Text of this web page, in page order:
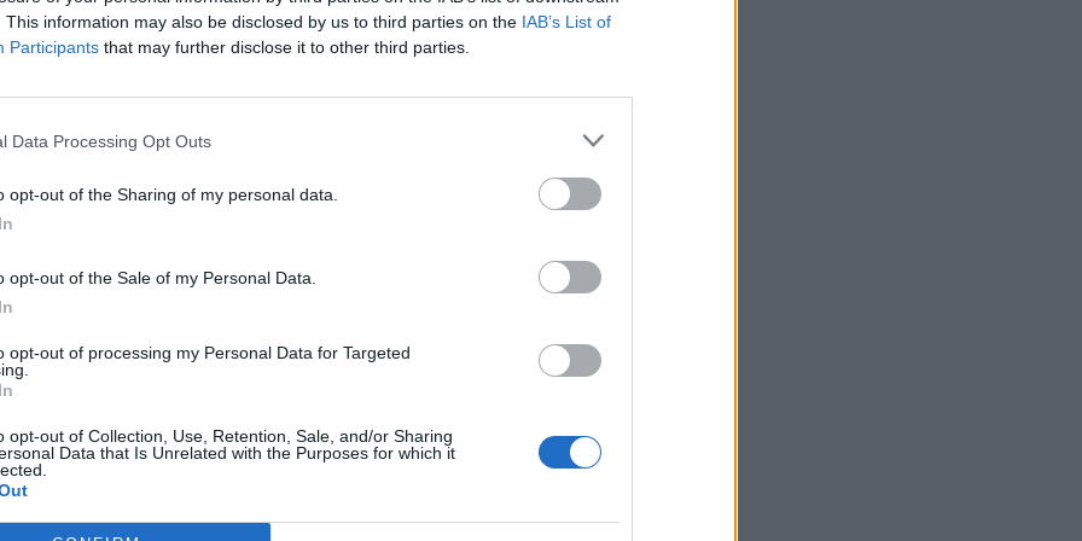
This information may also be disclosed by us to third parties on the IAB’s List of
Participants that may further disclose it to other third parties.
Data Processing Opt Outs
opt-out of the Sharing of my personal data.
opt-out of the Sale of my Personal Data.
opt-out of processing my Personal Data for Targeted
opt-out of Collection, Use, Retention, Sale, and/or Sharing
Data that Is Unrelated with the Purposes for which it
Audio
con coinvolgente suono 360 Reality Audio. Le nuove funzioni video
Zara Larsson in un esclusivo live in 360 Reality Audio alle ore 23:00
dall’app Artist Connectiontramite smartphone. Con alcuni modelli
gli utenti potranno anche ottimizzare la propria esperienza di ascolto e
la forma del proprio orecchio.